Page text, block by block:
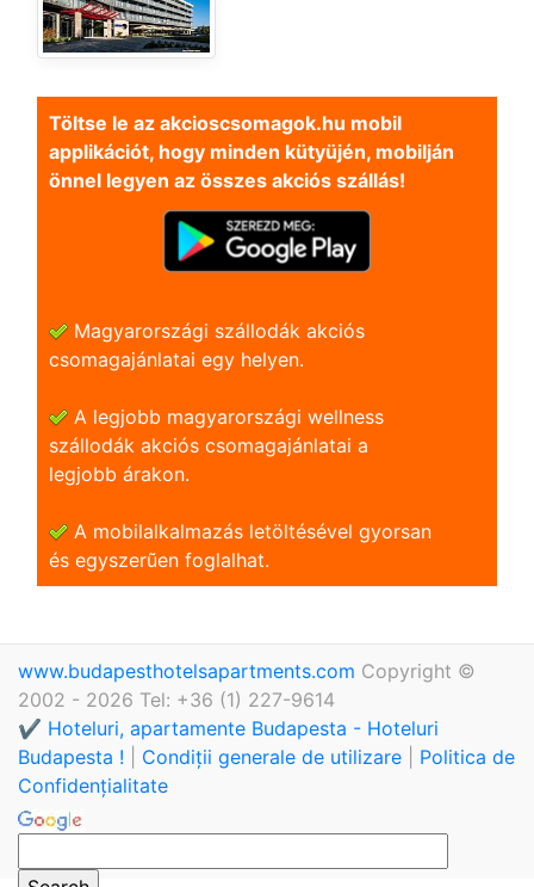
Töltse le az akcioscsomagok.hu mobil
applikációt, hogy minden kütyüjén, mobilján
önnel legyen az összes akciós szállás!
Magyarországi szállodák akciós
csomagajánlatai egy helyen.
A legjobb magyarországi wellness
szállodák akciós csomagajánlatai a
legjobb árakon.
A mobilalkalmazás letöltésével gyorsan
és egyszerũen foglalhat.
www.budapesthotelsapartments.com Copyright ©
2002 - 2026 Tel: +36 (1) 227-9614
✔️ Hoteluri, apartamente Budapesta - Hoteluri
Budapesta !
Condiții generale de utilizare
Politica de
Confidențialitate